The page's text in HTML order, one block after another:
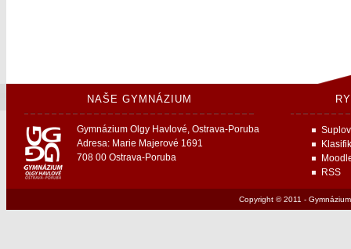
NAŠE GYMNÁZIUM
Gymnázium Olgy Havlové, Ostrava-Poruba
Adresa: Marie Majerové 1691
708 00 Ostrava-Poruba
RSS
Copyright © 2011 -